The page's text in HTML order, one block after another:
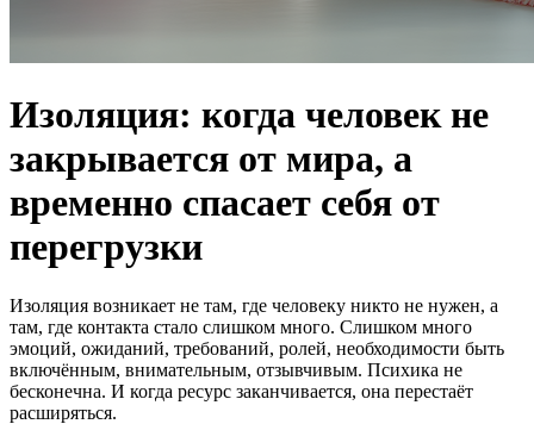
Изоляция: когда человек не
закрывается от мира, а
временно спасает себя от
перегрузки
Изоляция возникает не там, где человеку никто не нужен, а
там, где контакта стало слишком много. Слишком много
эмоций, ожиданий, требований, ролей, необходимости быть
включённым, внимательным, отзывчивым. Психика не
бесконечна. И когда ресурс заканчивается, она перестаёт
расширяться.